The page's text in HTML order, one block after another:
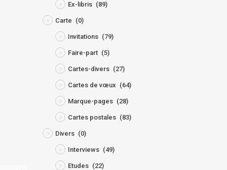
Ex-libris (89)
Carte (0)
Invitations (79)
Faire-part (5)
Cartes-divers (27)
Cartes de vœux (64)
Marque-pages (28)
Cartes postales (83)
Divers (0)
Interviews (49)
Etudes (22)